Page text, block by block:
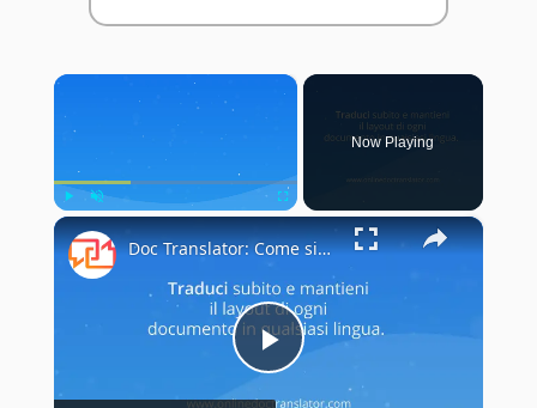
×
Play Unmute Fullscreen
Now Playing
×
Play
Doc Translator: Come si usa il traduttore di documenti?